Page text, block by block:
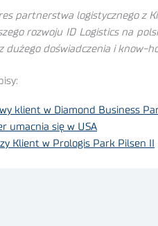
partnerstwa logistycznego z
rozwoju ID Logistics na
dużego doświadczenia i know-
klient w Diamond Business
umacnia się w USA
Klient w Prologis Park Pilsen II